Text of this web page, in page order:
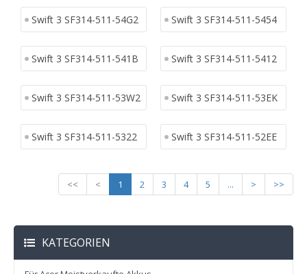
Swift 3 SF314-511-54G2 Swift 3 SF314-511-5454
Swift 3 SF314-511-541B Swift 3 SF314-511-5412
Swift 3 SF314-511-53W2 Swift 3 SF314-511-53EK
Swift 3 SF314-511-5322 Swift 3 SF314-511-52EE
<< < 1 2 3 4 5 ... > >>
KATEGORIEN